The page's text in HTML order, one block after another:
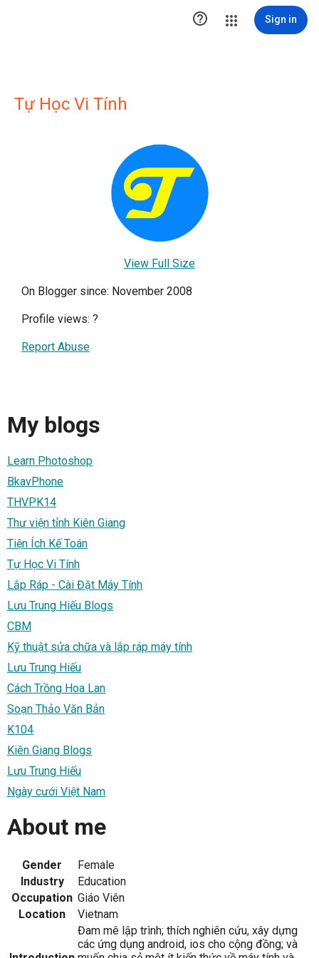
 Sign in
Tự Học Vi Tính
View Full Size
On Blogger since: November 2008
Profile views: ?
Report Abuse
My blogs
Learn Photoshop
BkavPhone
THVPK14
Thư viện tỉnh Kiên Giang
Tiện Ích Kế Toán
Tự Học Vi Tính
Lắp Ráp - Cài Đặt Máy Tính
Lưu Trung Hiếu Blogs
CBM
Kỹ thuật sửa chữa và lắp ráp máy tính
Lưu Trung Hiếu
Cách Trồng Hoa Lan
Soạn Thảo Văn Bản
K104
Kiên Giang Blogs
Lưu Trung Hiếu
Ngày cưới Việt Nam
About me
Gender
Female
Industry
Education
Occupation Giáo Viên
Location
Vietnam
Đam mê lập trình; thích nghiên cứu, xây dựng
các ứng dụng android, ios cho cộng đồng; và